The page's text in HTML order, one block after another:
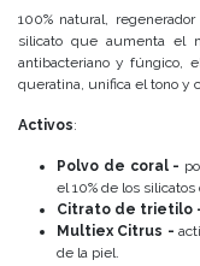
100% natural,
silicato que aumenta el
antibacteriano y fúngico,
queratina, unifica el tono y
Activos:
Polvo de coral -
el 10% de los
Citrato de trietilo
Multiex Citrus -
de la piel.